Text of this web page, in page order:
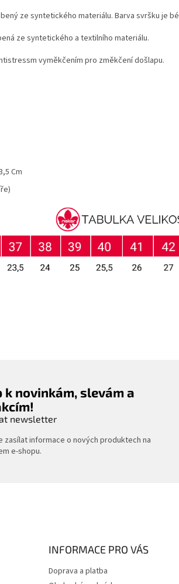
ze syntetického materiálu. Barva svršku je
ze syntetického a textilního materiálu.
vyměkčením pro změkčení došlapu.
Cm
novinkám, slevám a
newsletter
zasílat informace o nových produktech na
e-shopu.
INFORMACE PRO VÁS
Doprava a platba